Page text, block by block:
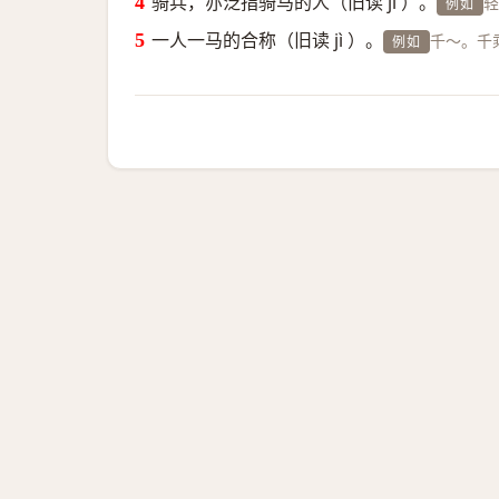
例如
一人一马的合称（旧读 jì ）。 例如 千～。千